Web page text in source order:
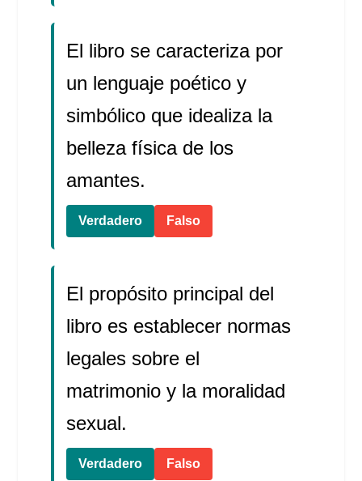
El libro se caracteriza por
un lenguaje poético y
simbólico que idealiza la
belleza física de los
amantes.
Verdadero Falso
El propósito principal del
libro es establecer normas
legales sobre el
matrimonio y la moralidad
sexual.
Verdadero Falso